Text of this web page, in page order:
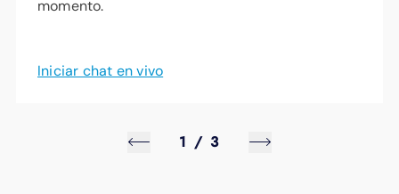
momento.
Iniciar chat en vivo
1 / 3